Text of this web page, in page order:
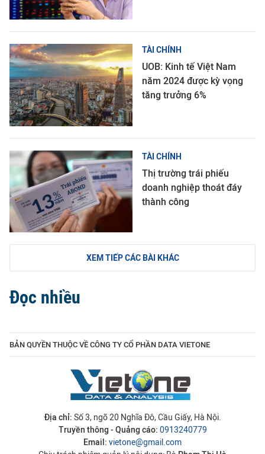
TÀI CHÍNH
UOB: Kinh tế Việt Nam
năm 2024 được kỳ vọng
tăng trưởng 6%
TÀI CHÍNH
Thị trường trái phiếu
doanh nghiệp thoát đáy
thành công
XEM TIẾP CÁC BÀI KHÁC
Đọc nhiều
BẢN QUYỀN THUỘC VỀ CÔNG TY CỔ PHẦN DATA VIETONE
Địa chỉ: Số 3, ngõ 20 Nghĩa Đô, Cầu Giấy, Hà Nội.
Truyền thông - Quảng cáo: 0913240779
Email: vietone@gmail.com